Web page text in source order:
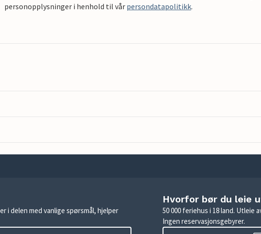
personopplysninger i henhold til vår persondatapolitikk.
i delen med vanlige spørsmål, hjelper
Hvorfor bør du leie
50 000 feriehus i 18 land. Utleie
Ingen reservasjonsgebyrer.